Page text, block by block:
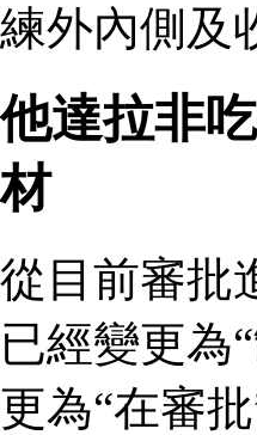
練外內側及
他達拉非
材
從目前審批
已經變更為
更為“在審